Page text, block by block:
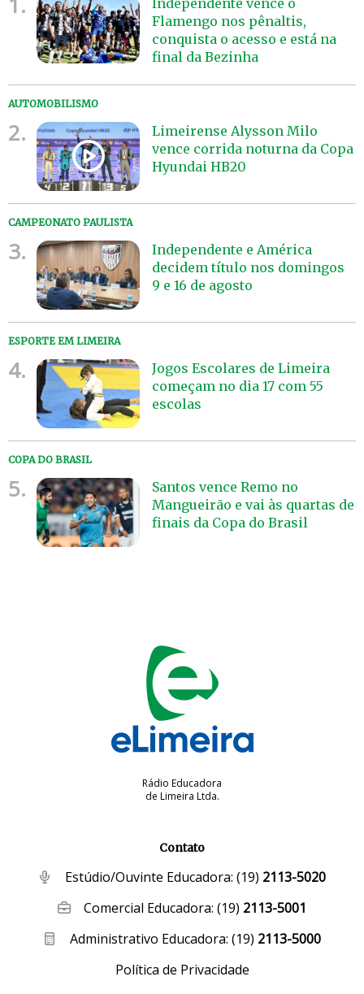
Flamengo nos pênaltis,
conquista o acesso e está na
final da Bezinha
AUTOMOBILISMO
2.
Limeirense Alysson Milo
vence corrida noturna da Copa
Hyundai HB20
CAMPEONATO PAULISTA
3.
Independente e América
decidem título nos domingos
9 e 16 de agosto
ESPORTE EM LIMEIRA
4.
Jogos Escolares de Limeira
começam no dia 17 com 55
escolas
COPA DO BRASIL
5.
Santos vence Remo no
Mangueirão e vai às quartas de
finais da Copa do Brasil
Rádio Educadora
de Limeira Ltda.
Contato
Estúdio/Ouvinte Educadora: (19) 2113-5020
Comercial Educadora:(19) 2113-5001
Administrativo Educadora: (19) 2113-5000
Política de Privacidade